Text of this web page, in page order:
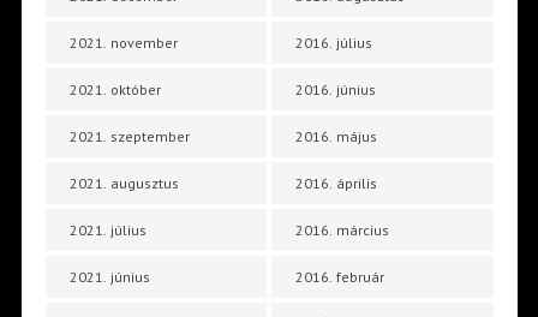
2021. november
2021. október
2021. szeptember
2021. augusztus
2021. július
2021. június
2016. július
2016. június
2016. május
2016. április
2016. március
2016. február